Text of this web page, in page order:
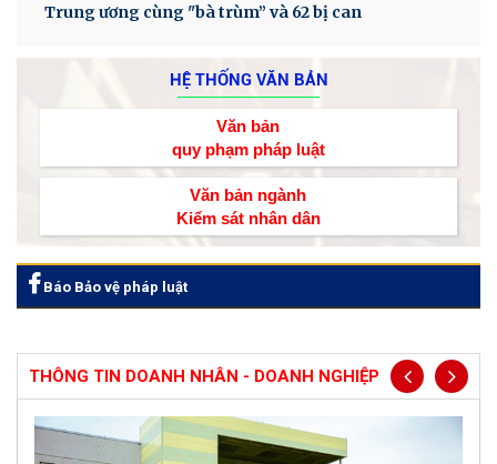
Trung ương cùng "bà trùm” và 62 bị can
HỆ THỐNG VĂN BẢN
Văn bản
quy phạm pháp luật
Văn bản ngành
Kiểm sát nhân dân
Báo Bảo vệ pháp luật
THÔNG TIN DOANH NHÂN - DOANH NGHIỆP